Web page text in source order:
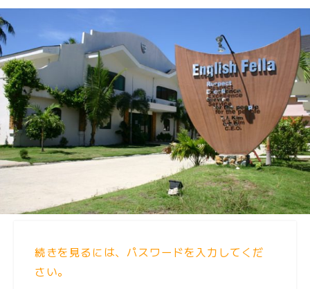
続きを見るには、パスワードを入力してくだ
さい。